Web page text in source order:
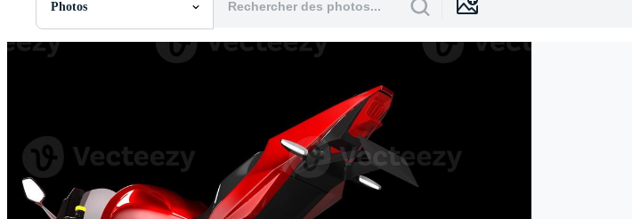
Photos
Toutes Images
Vidéos
Images Éditoriales
Événements Éditoriaux